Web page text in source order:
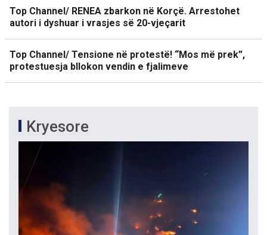
Top Channel/ RENEA zbarkon në Korçë. Arrestohet
autori i dyshuar i vrasjes së 20-vjeçarit
Top Channel/ Tensione në protestë! “Mos më prek”,
protestuesja bllokon vendin e fjalimeve
Kryesore